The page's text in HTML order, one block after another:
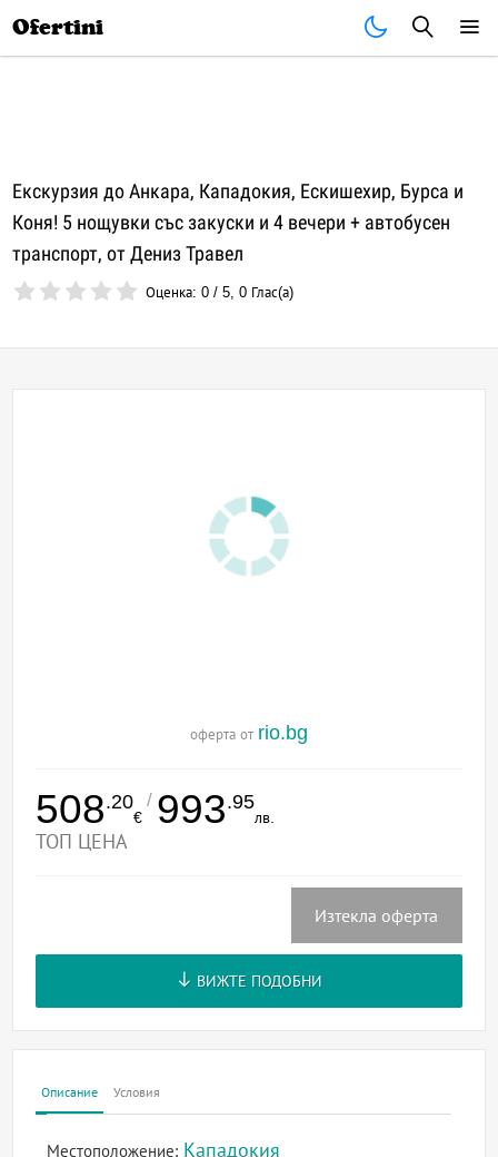
Ofertini
Екскурзия до Анкара, Кападокия, Ескишехир, Бурса и
Коня! 5 нощувки със закуски и 4 вечери + автобусен
транспорт, от Дениз Травел
Оценка:0 /5,0 Глас(а)
оферта от rio.bg
508.20
€
/ 993.95
лв.
ТОП ЦЕНА
Изтекла оферта
ВИЖТЕ ПОДОБНИ
Описание Условия
Местоположение: Кападокия